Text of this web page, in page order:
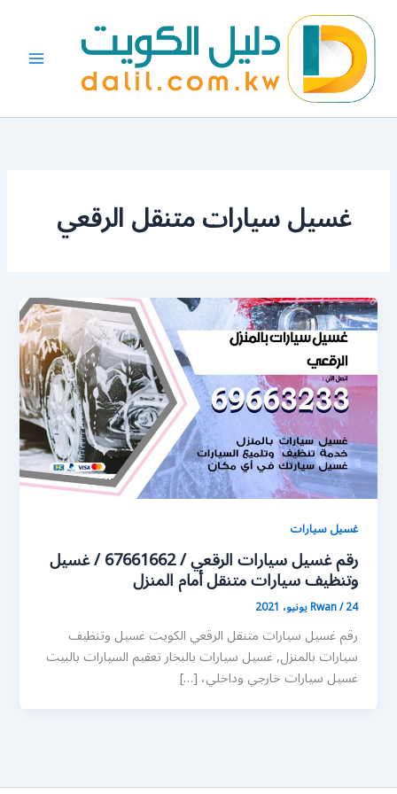
المحتوى
غسيل سيارات متنقل الرقعي
غسيل سيارات
رقم غسيل سيارات الرقعي / 67661662 / غسيل
وتنظيف سيارات متنقل أمام المنزل
Rwan/24 يونيو، 2021
رقم غسيل سيارات متنقل الرقعي الكويت غسيل وتنظيف
سيارات بالمنزل, غسيل سيارات بالبخار تعقيم السيارات بالبيت
غسيل سيارات خارجي وداخلي، […]